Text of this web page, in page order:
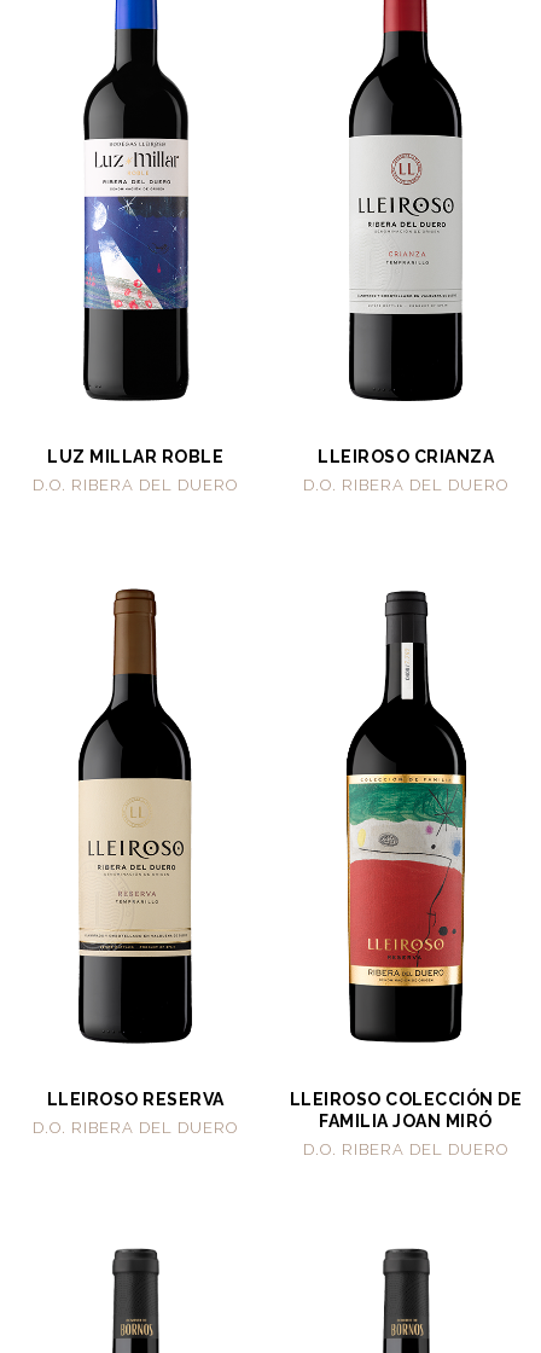
LUZ MILLAR ROBLE
D.O. RIBERA DEL DUERO
LLEIROSO CRIANZA
D.O. RIBERA DEL DUERO
LLEIROSO RESERVA
D.O. RIBERA DEL DUERO
LLEIROSO COLECCIÓN DE
FAMILIA JOAN MIRÓ
D.O. RIBERA DEL DUERO